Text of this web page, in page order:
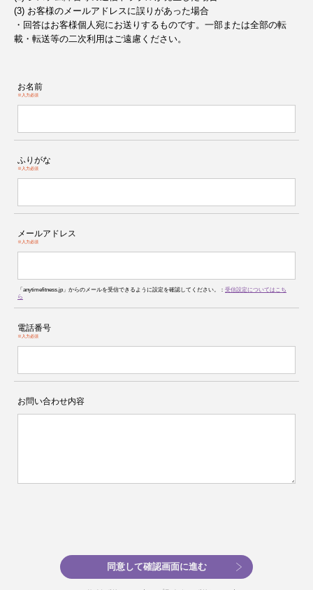
(3) お客様のメールアドレスに誤りがあった場合
・回答はお客様個人宛にお送りするものです。一部または全部の転
載・転送等の二次利用はご遠慮ください。
お名前
※入力必須
ふりがな
※入力必須
メールアドレス
※入力必須
「anytimefitness.jp」からのメールを受信できるように設定を確認してください。： 受信設定についてはこち
ら
電話番号
※入力必須
お問い合わせ内容